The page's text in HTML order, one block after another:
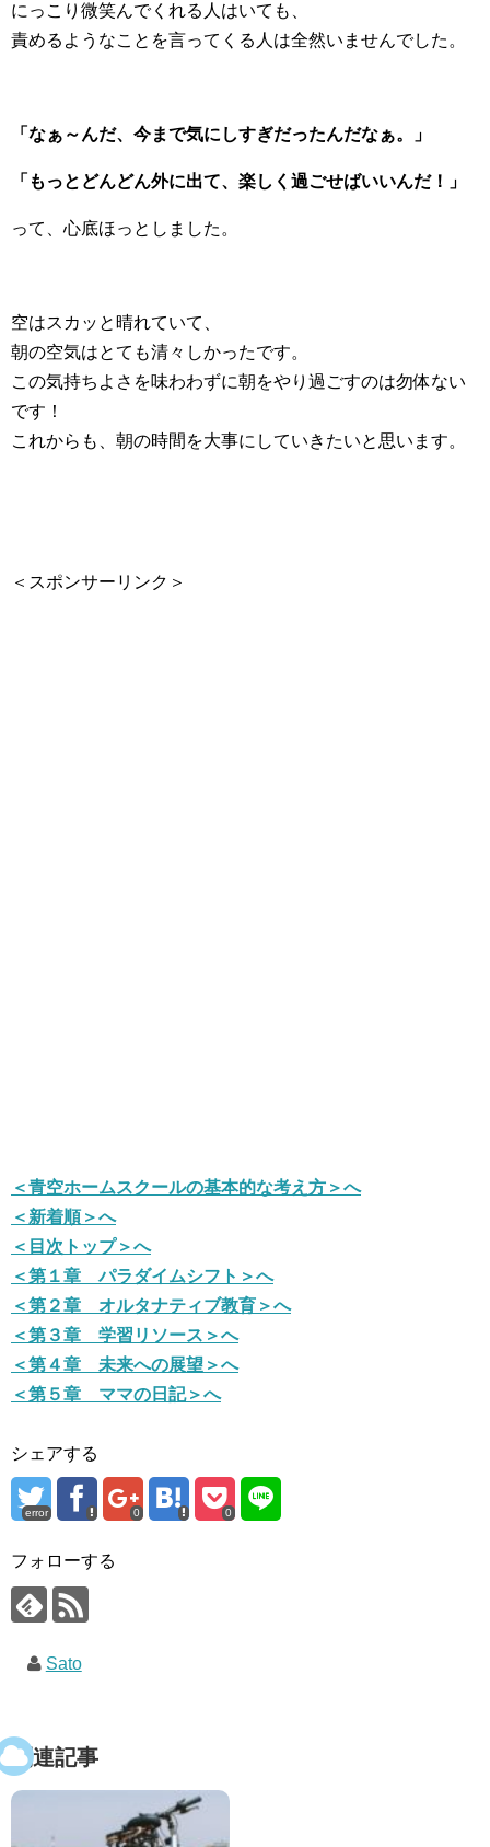
にっこり微笑んでくれる人はいても、
責めるようなことを言ってくる人は全然いませんでした。
「なぁ～んだ、今まで気にしすぎだったんだなぁ。」
「もっとどんどん外に出て、楽しく過ごせばいいんだ！」
って、心底ほっとしました。
空はスカッと晴れていて、
朝の空気はとても清々しかったです。
この気持ちよさを味わわずに朝をやり過ごすのは勿体ない
です！
これからも、朝の時間を大事にしていきたいと思います。
＜スポンサーリンク＞
＜青空ホームスクールの基本的な考え方＞へ
＜新着順＞へ
＜目次トップ＞へ
＜第１章 パラダイムシフト＞へ
＜第２章 オルタナティブ教育＞へ
＜第３章 学習リソース＞へ
＜第４章 未来への展望＞へ
＜第５章 ママの日記＞へ
シェアする
error 0 0
フォローする
Sato
関連記事